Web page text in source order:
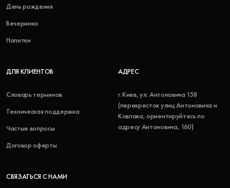
День рождения
Вечеринка
Напитки
ДЛЯ КЛИЕНТОВ
Словарь терминов
Техническая поддержка
Частые вопросы
Договор оферты
АДРЕС
г. Киев, ул. Антоновича 158
(перекресток улиц Антоновича и
Ковпака, ориентируйтесь по
адресу Антоновича, 160)
СВЯЗАТЬСЯ С НАМИ